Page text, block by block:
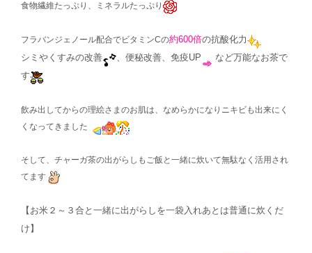
食物繊維たっぷり、ミネラルたっぷり
フラバンジェノール配合でビタミンCの約600倍の抗酸化力
シミやくすみの改善
、便秘改善、免疫UP
など万能なお茶で
す
飲み出してからの理絵さまのお肌は、なめらかになりニキビも出来にく
くなってきました
そして、チャーガ茶の出がらしもご飯と一緒に炊いて無駄なく活用され
てます
【お米２～３合と一緒に出がらしを一袋入れあとは普通に炊くだ
け】